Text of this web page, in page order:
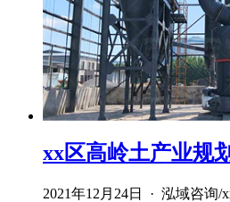
xx区高岭土产业规
2021年12月24日 · 泓域咨询